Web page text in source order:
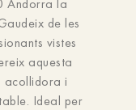
de les
vistes
aquesta
acollidora i
Ideal per